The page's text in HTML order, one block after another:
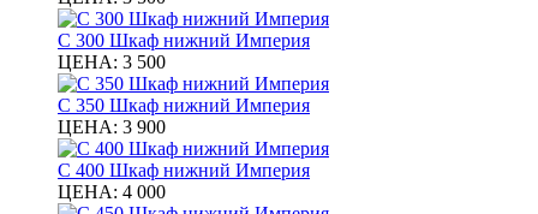
С 300 Шкаф нижний Империя
ЦЕНА: 3 500
С 350 Шкаф нижний Империя
ЦЕНА: 3 900
С 400 Шкаф нижний Империя
ЦЕНА: 4 000